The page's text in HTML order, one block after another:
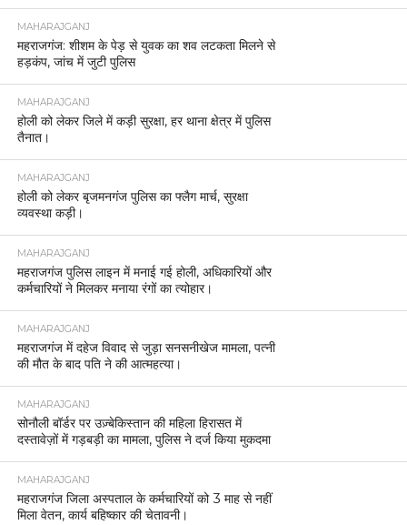
MAHARAJGANJ
महराजगंज: शीशम के पेड़ से युवक का शव लटकता मिलने से
हड़कंप, जांच में जुटी पुलिस
MAHARAJGANJ
होली को लेकर जिले में कड़ी सुरक्षा, हर थाना क्षेत्र में पुलिस
तैनात।
MAHARAJGANJ
होली को लेकर बृजमनगंज पुलिस का फ्लैग मार्च, सुरक्षा
व्यवस्था कड़ी।
MAHARAJGANJ
महराजगंज पुलिस लाइन में मनाई गई होली, अधिकारियों और
कर्मचारियों ने मिलकर मनाया रंगों का त्योहार।
MAHARAJGANJ
महराजगंज में दहेज विवाद से जुड़ा सनसनीखेज मामला, पत्नी
की मौत के बाद पति ने की आत्महत्या।
MAHARAJGANJ
सोनौली बॉर्डर पर उज़्बेकिस्तान की महिला हिरासत में
दस्तावेज़ों में गड़बड़ी का मामला, पुलिस ने दर्ज किया मुकदमा
MAHARAJGANJ
महराजगंज जिला अस्पताल के कर्मचारियों को 3 माह से नहीं
मिला वेतन, कार्य बहिष्कार की चेतावनी।